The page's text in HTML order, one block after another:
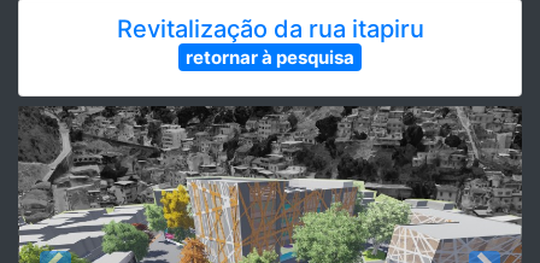
Revitalização da rua itapiru
retornar à pesquisa